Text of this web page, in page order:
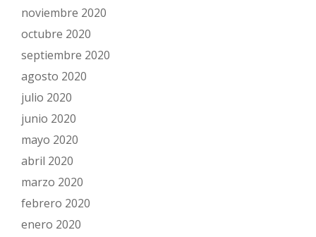
noviembre 2020
octubre 2020
septiembre 2020
agosto 2020
julio 2020
junio 2020
mayo 2020
abril 2020
marzo 2020
febrero 2020
enero 2020